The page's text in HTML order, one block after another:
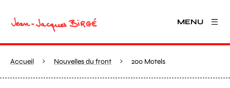
MENU
Accueil Nouvelles du front 200 Motels